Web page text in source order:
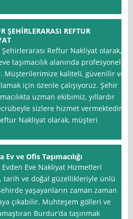
ŞEHİRLERARASI REFTUR
Reftur Nakliyat olarak,
taşımacılık alanında profesyonel
Müşterilerimize kaliteli, güvenilir ve
için özenle çalışıyoruz. Şehir
uzman ekibimiz, yıllardır
sizlere hizmet vermektedir.
Nakliyat olarak, müşteri
Ev ve Ofis Taşımacılığı
Eve Nakliyat Hizmetleri
tarih ve doğal güzellikleriyle ünlü
yaşayanların zaman zaman
çıkabilir. Muhteşem gölleri ve
Burdur’da taşınmak